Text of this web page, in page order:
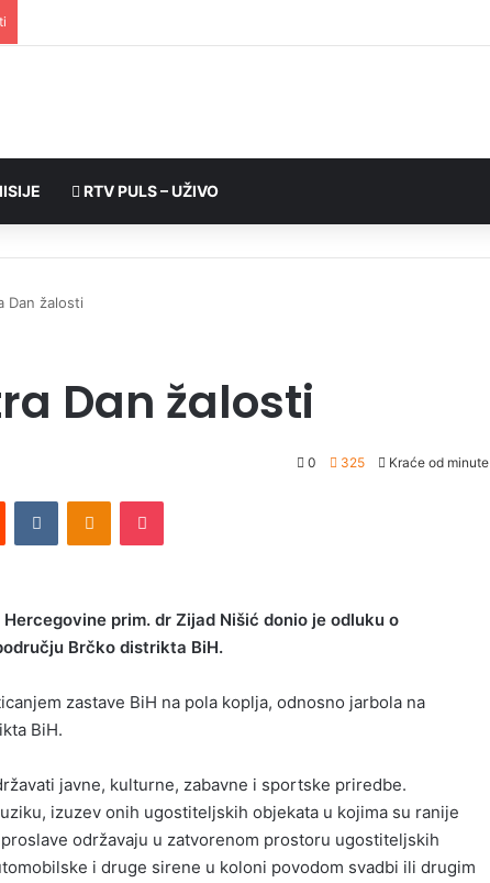
RTV PULS – UŽIVO
Dan žalosti
Dan žalosti
0 325 Kraće od minute
prim. dr Zijad Nišić donio je odluku o
Brčko distrikta BiH.
zastave BiH na pola koplja, odnosno jarbola na
BiH.
javne, kulturne, zabavne i sportske priredbe.
izuzev onih ugostiteljskih objekata u kojima su ranije
održavaju u zatvorenom prostoru ugostiteljskih
i druge sirene u koloni povodom svadbi ili drugim